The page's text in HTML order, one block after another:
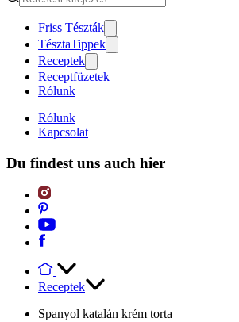
Friss Tészták
TésztaTippek
Receptek
Receptfüzetek
Rólunk
Rólunk
Kapcsolat
Du findest uns auch hier
Receptek
Spanyol katalán krém torta